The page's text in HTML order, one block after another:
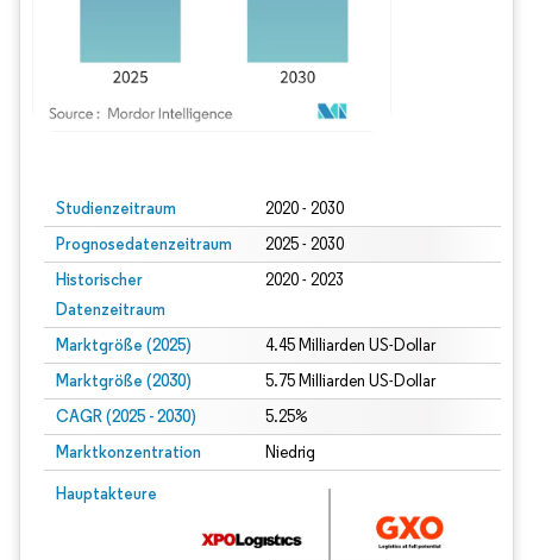
Studienzeitraum 2020 - 2030
Prognosedatenzeitraum 2025 - 2030
Historischer
Datenzeitraum
2020 - 2023
Marktgröße (2025) 4.45 Milliarden US-Dollar
Marktgröße (2030) 5.75 Milliarden US-Dollar
CAGR (2025 - 2030) 5.25%
Marktkonzentration Niedrig
Hauptakteure